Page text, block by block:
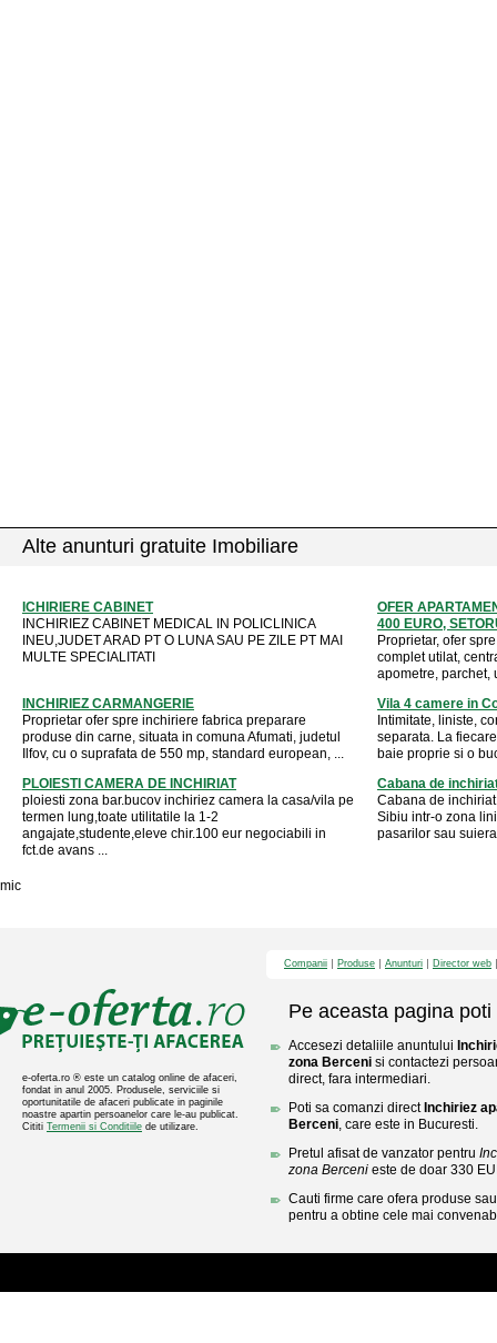
Alte anunturi gratuite Imobiliare
ICHIRIERE CABINET
INCHIRIEZ CABINET MEDICAL IN POLICLINICA
INEU,JUDET ARAD PT O LUNA SAU PE ZILE PT MAI
MULTE SPECIALITATI
OFER
400 EURO,
Proprietar, ofer
complet utilat,
apometre, parchet,
INCHIRIEZ CARMANGERIE
Proprietar ofer spre inchiriere fabrica preparare
produse din carne, situata in comuna Afumati, judetul
Ilfov, cu o suprafata de 550 mp, standard european, ...
Vila 4 camere in
Intimitate, liniste,
separata. La
baie proprie si o
PLOIESTI CAMERA DE INCHIRIAT
ploiesti zona bar.bucov inchiriez camera la casa/vila pe
termen lung,toate utilitatile la 1-2
angajate,studente,eleve chir.100 eur negociabili in
fct.de avans ...
Cabana de
Cabana de
Sibiu intr-o zona
pasarilor sau
mic
e-oferta.ro ® este un catalog online de afaceri,
fondat in anul 2005. Produsele, serviciile si
oportunitatile de afaceri publicate in paginile
noastre apartin persoanelor care le-au publicat.
Cititi Termenii si Conditiile de utilizare.
Companii Produse Anunturi Director web
Pe aceasta pagina poti
Accesezi detaliile anuntului
zona Berceni si contactezi
direct, fara intermediari.
Poti sa comanzi direct Inchiriez
Berceni, care este in Bucuresti.
Pretul afisat de vanzator pentru
zona Berceni este de doar 330
Cauti firme care ofera produse
pentru a obtine cele mai